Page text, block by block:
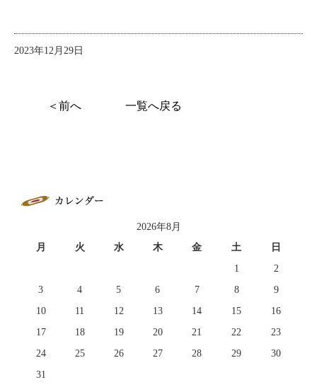
2023年12月29日
＜前へ 一覧へ戻る
2026年8月
月
火 水 木 金 土
日
1
2
3
4 5 6 7 8
9
10
11 12 13 14 15
16
17
18 19 20 21 22
23
24
25 26 27 28 29
30
31